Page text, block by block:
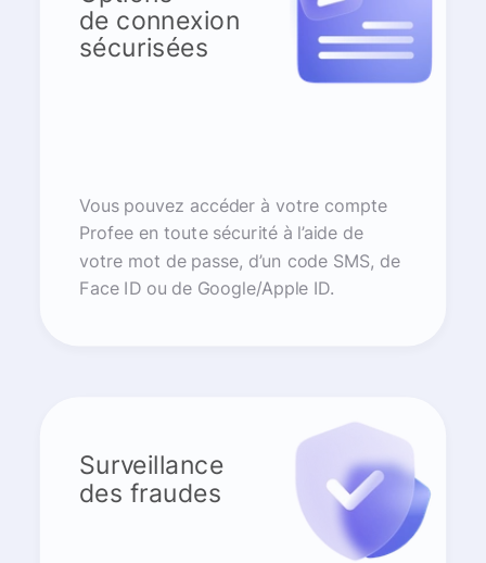
de connexion
sécurisées
Vous pouvez accéder à votre compte
Profee en toute sécurité à l’aide de
votre mot de passe, d’un code SMS, de
Face ID ou de Google/Apple ID.
Surveillance
des fraudes